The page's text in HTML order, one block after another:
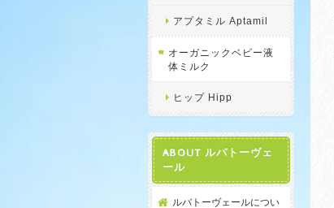
アプタミル Aptamil
オーガニックベビー液
体ミルク
ヒップ Hipp
ABOUT ルバトーヴェ
ール
ルバトーヴェールについ